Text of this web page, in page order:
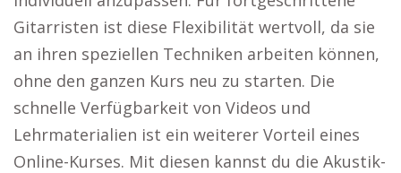
Gitarristen ist diese Flexibilität wertvoll, da sie
an ihren speziellen Techniken arbeiten können,
ohne den ganzen Kurs neu zu starten. Die
schnelle Verfügbarkeit von Videos und
Lehrmaterialien ist ein weiterer Vorteil eines
Online-Kurses. Mit diesen kannst du die Akustik-